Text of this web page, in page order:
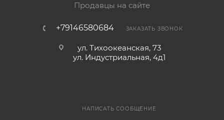
Продавцы на сайте
+79146580684 ЗАКАЗАТЬ ЗВОНОК
ул. Тихоокеанская, 73
ул. Индустриальная, 4д1
НАПИСАТЬ СООБЩЕНИЕ